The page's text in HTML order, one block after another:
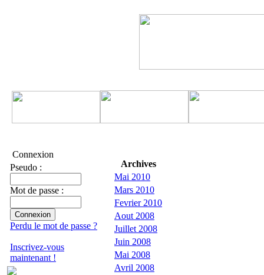
Connexion
Pseudo :
Mot de passe :
Perdu le mot de passe ?
Inscrivez-vous
maintenant !
Archives
Mai 2010
Mars 2010
Fevrier 2010
Aout 2008
Juillet 2008
Juin 2008
Mai 2008
Avril 2008